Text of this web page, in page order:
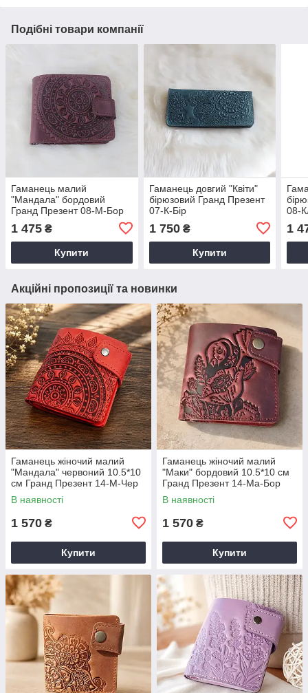
Подібні товари компанії
Гаманець малий
"Мандала" бордовий
Гранд Презент 08-М-Бор
1 475 ₴
Купити
Гаманець довгий "Квіти"
бірюзовий Гранд Презент
07-К-Бір
1 750₴
Купити
08-
1
Акційні пропозиції та новинки
Гаманець жіночий малий
"Мандала" червоний 10.5*10
см Гранд Презент 14-М-Чер
В наявності
1 570 ₴
Купити
Гаманець жіночий малий
"Маки" бордовий 10.5*10 см
Гранд Презент 14-Ма-Бор
В наявності
1 570 ₴
Купити